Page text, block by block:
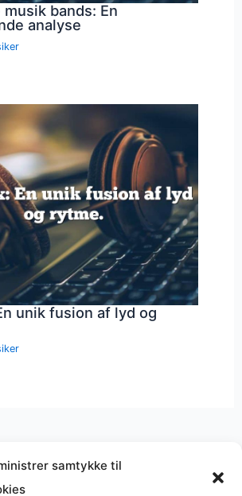
samtykke til
bands: En
analyse
unik fusion af lyd og